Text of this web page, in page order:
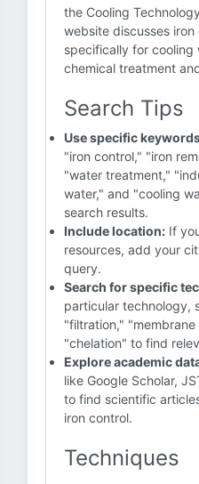
the Cooling
website discusses
specifically for cooling
chemical treatment
Search Tips
Use specific
"iron control," "iron
"water treatment,"
water," and "cooling
search results.
Include location: If
resources, add your
query.
Search for specific
particular technology,
"filtration,"
"chelation" to find
Explore academic
like Google Scholar,
to find scientific
iron control.
Techniques